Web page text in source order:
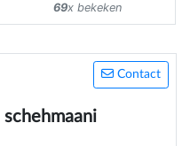
69x bekeken
Contact
schehmaani